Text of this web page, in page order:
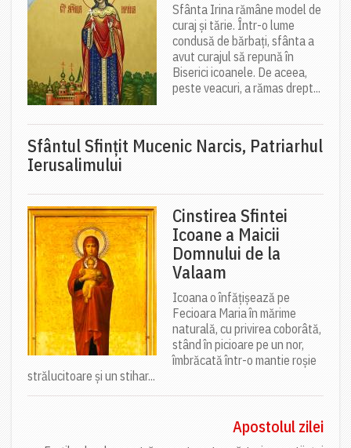
Sfânta Irina rămâne model de
curaj și tărie. Într-o lume
condusă de bărbați, sfânta a
avut curajul să repună în
Biserici icoanele. De aceea,
peste veacuri, a rămas drept...
Sfântul Sfinţit Mucenic Narcis, Patriarhul
Ierusalimului
Cinstirea Sfintei
Icoane a Maicii
Domnului de la
Valaam
Icoana o înfățișează pe
Fecioara Maria în mărime
naturală, cu privirea coborâtă,
stând în picioare pe un nor,
îmbrăcată într-o mantie roșie
strălucitoare și un stihar...
Apostolul zilei